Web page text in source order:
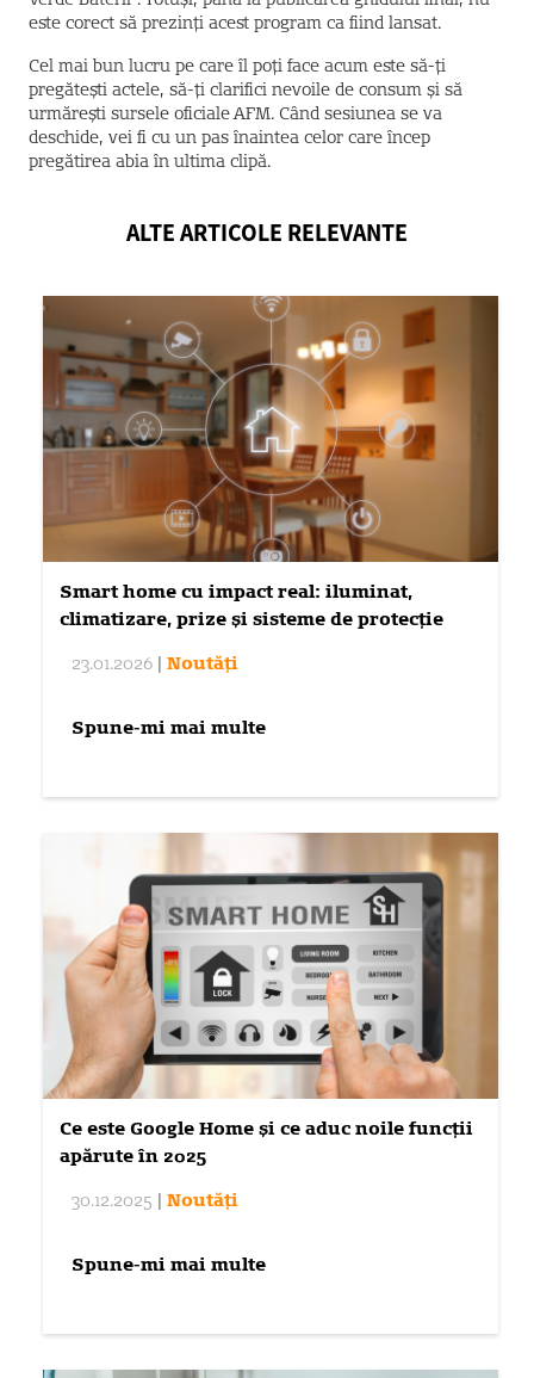
este corect să prezinți acest program ca fiind lansat.
Cel mai bun lucru pe care îl poți face acum este să-ți
pregătești actele, să-ți clarifici nevoile de consum și să
urmărești sursele oficiale AFM. Când sesiunea se va
deschide, vei fi cu un pas înaintea celor care încep
pregătirea abia în ultima clipă.
ALTE ARTICOLE RELEVANTE
Smart home cu impact real: iluminat,
climatizare, prize și sisteme de protecție
23.01.2026 Noutăți
Spune-mi mai multe
Ce este Google Home și ce aduc noile funcții
apărute în 2025
30.12.2025 Noutăți
Spune-mi mai multe